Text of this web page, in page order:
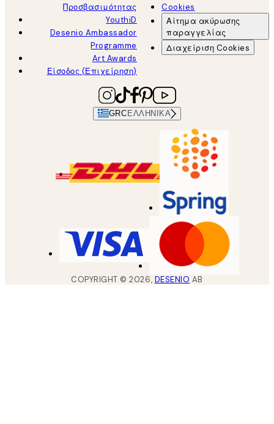
Προσβασιμότητας
YouthiD
Desenio Ambassador
Programme
Art Awards
Είσοδος (Επιχείρηση)
Cookies
Αίτημα ακύρωσης
παραγγελίας
Διαχείριση Cookies
GRC ΕΛΛΗΝΙΚΆ
COPYRIGHT ©2026, DESENIO AB